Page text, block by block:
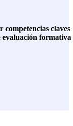
claves
evaluación formativa